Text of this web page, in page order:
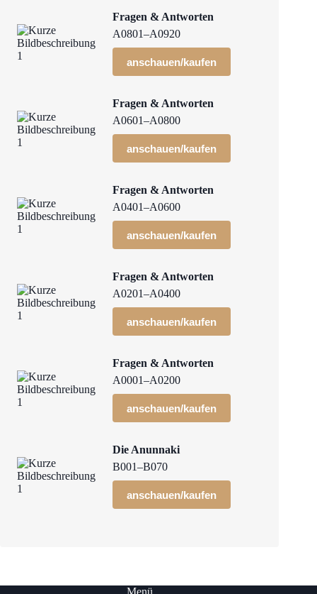
Fragen & Antworten
A0801–A0920
anschauen/kaufen
Fragen & Antworten
A0601–A0800
anschauen/kaufen
Fragen & Antworten
A0401–A0600
anschauen/kaufen
Fragen & Antworten
A0201–A0400
anschauen/kaufen
Fragen & Antworten
A0001–A0200
anschauen/kaufen
Die Anunnaki
B001–B070
anschauen/kaufen
Menü